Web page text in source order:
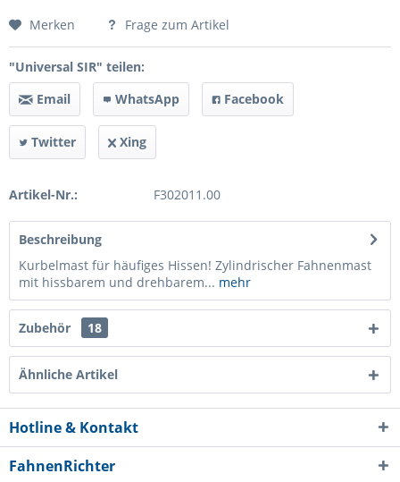
Preis anfragen
Merken Frage zum Artikel
"Universal SIR" teilen:
Email
WhatsApp Facebook
Twitter Xing
Artikel-Nr.: F302011.00
Beschreibung
Kurbelmast für häufiges Hissen! Zylindrischer Fahnenmast
mit hissbarem und drehbarem... mehr
Zubehör 18
Ähnliche Artikel
Hotline & Kontakt
FahnenRichter